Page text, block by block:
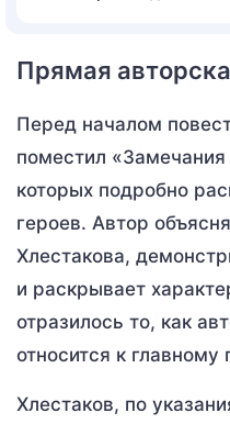
Прямая
Перед началом
поместил
которых подробно
героев. Автор
Хлестакова,
и раскрывает
отразилось то, как
относится к главному
Хлестаков, по